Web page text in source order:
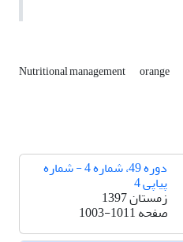
Nutritional management orange
دوره 49، شماره 4 - شماره
پیاپی 4
زمستان 1397
صفحه1003-1011